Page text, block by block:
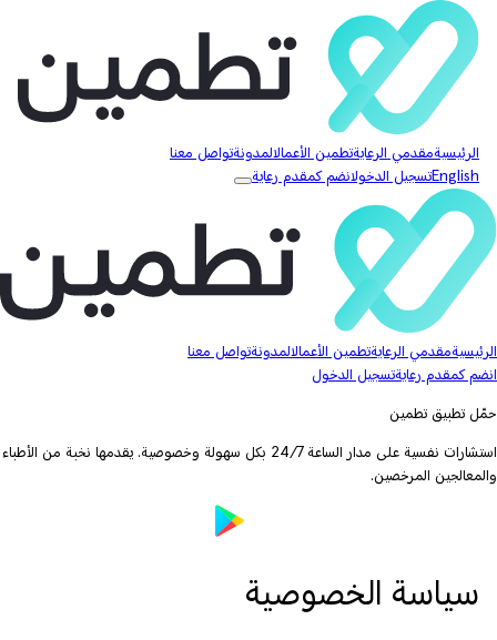
الرئيسيةمقدمي الرعايةتطمين الأعمالالمدونةتواصل معنا
Englishتسجيل الدخولانضم كمقدم رعاية
الرئيسيةمقدمي الرعايةتطمين الأعمالالمدونةتواصل معنا
انضم كمقدم رعايةتسجيل الدخول
حمّل تطبيق تطمين
استشارات نفسية على مدار الساعة 24/7 بكل سهولة وخصوصية. يقدمها نخبة من الأطباء
والمعالجين المرخصين.
سياسة الخصوصية